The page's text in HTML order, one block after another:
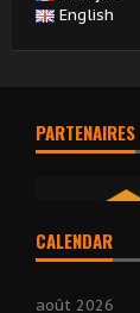
English
PARTENAIRES
CALENDAR
août 2026